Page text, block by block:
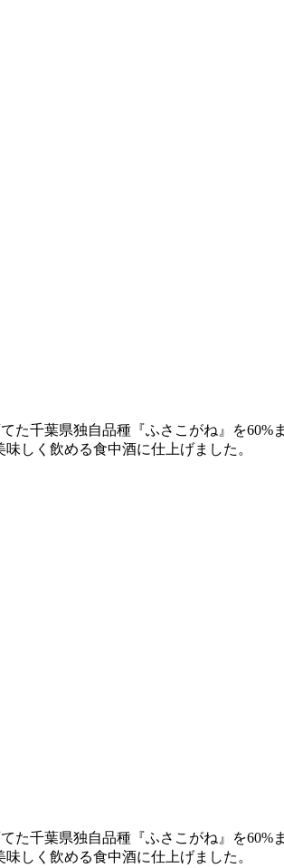
た千葉県独自品種『ふさこがね』を
しく飲める食中酒に仕上げました。
た千葉県独自品種『ふさこがね』を
しく飲める食中酒に仕上げました。